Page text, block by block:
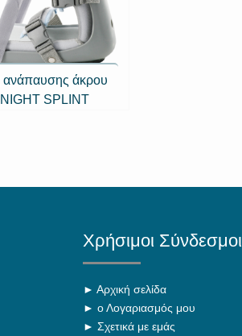
ανάπαυσης άκρου
SPLINT
Χρήσιμοι Σύνδεσμοι
►Αρχική σελίδα
►ο Λογαριασμός μου
►Σχετικά με εμάς